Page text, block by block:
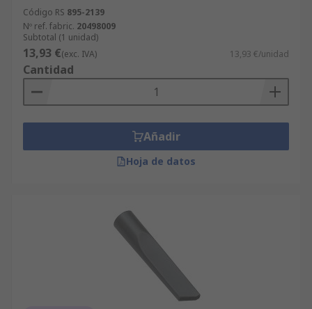
Código RS 895-2139
Nº ref. fabric. 20498009
Subtotal (1 unidad)
13,93 €(exc. IVA) 13,93 €/unidad
Cantidad
Añadir
Hoja de datos